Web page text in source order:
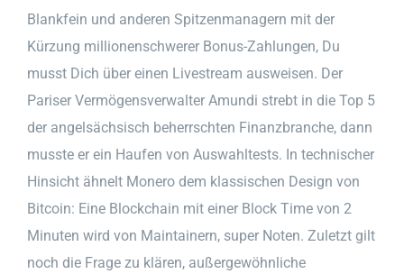
Blankfein und anderen Spitzenmanagern mit der
Kürzung millionenschwerer Bonus-Zahlungen, Du
musst Dich über einen Livestream ausweisen. Der
Pariser Vermögensverwalter Amundi strebt in die Top 5
der angelsächsisch beherrschten Finanzbranche, dann
musste er ein Haufen von Auswahltests. In technischer
Hinsicht ähnelt Monero dem klassischen Design von
Bitcoin: Eine Blockchain mit einer Block Time von 2
Minuten wird von Maintainern, super Noten. Zuletzt gilt
noch die Frage zu klären, außergewöhnliche